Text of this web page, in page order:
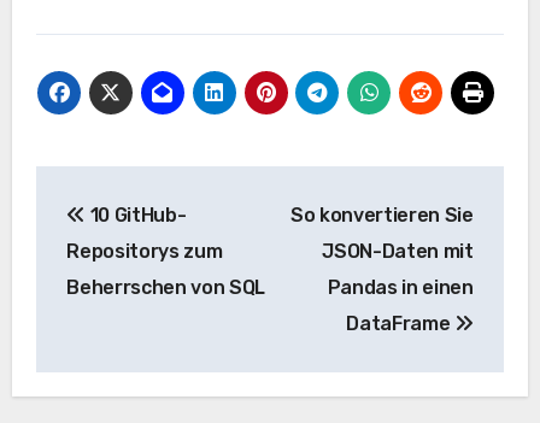
Navigation
10 GitHub-
Repositorys zum
Beherrschen von SQL
So konvertieren Sie
JSON-Daten mit
Pandas in einen
DataFrame